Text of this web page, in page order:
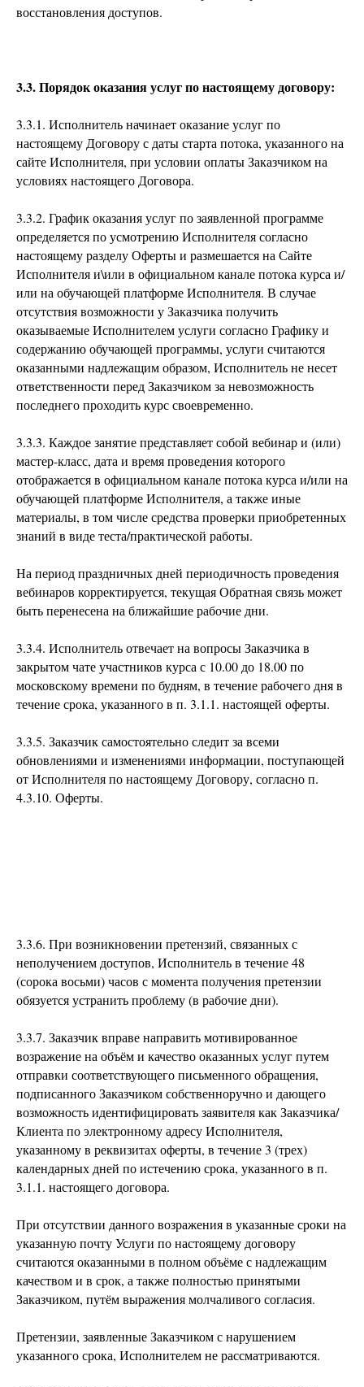
восстановления доступов.
3.3. Порядок оказания услуг по настоящему договору:
3.3.1. Исполнитель начинает оказание услуг по
настоящему Договору с даты старта потока, указанного на
сайте Исполнителя, при условии оплаты Заказчиком на
условиях настоящего Договора.
3.3.2. График оказания услуг по заявленной программе
определяется по усмотрению Исполнителя согласно
настоящему разделу Оферты и размешается на Сайте
Исполнителя и\или в официальном канале потока курса и/
или на обучающей платформе Исполнителя. В случае
отсутствия возможности у Заказчика получить
оказываемые Исполнителем услуги согласно Графику и
содержанию обучающей программы, услуги считаются
оказанными надлежащим образом, Исполнитель не несет
ответственности перед Заказчиком за невозможность
последнего проходить курс своевременно.
3.3.3. Каждое занятие представляет собой вебинар и (или)
мастер-класс, дата и время проведения которого
отображается в официальном канале потока курса и/или на
обучающей платформе Исполнителя, а также иные
материалы, в том числе средства проверки приобретенных
знаний в виде теста/практической работы.
На период праздничных дней периодичность проведения
вебинаров корректируется, текущая Обратная связь может
быть перенесена на ближайшие рабочие дни.
3.3.4. Исполнитель отвечает на вопросы Заказчика в
закрытом чате участников курса с 10.00 до 18.00 по
московскому времени по будням, в течение рабочего дня в
течение срока, указанного в п. 3.1.1. настоящей оферты.
3.3.5. Заказчик самостоятельно следит за всеми
обновлениями и изменениями информации, поступающей
от Исполнителя по настоящему Договору, согласно п.
4.3.10. Оферты.
3.3.6. При возникновении претензий, связанных с
неполучением доступов, Исполнитель в течение 48
(сорока восьми) часов с момента получения претензии
обязуется устранить проблему (в рабочие дни).
3.3.7. Заказчик вправе направить мотивированное
возражение на объём и качество оказанных услуг путем
отправки соответствующего письменного обращения,
подписанного Заказчиком собственноручно и дающего
возможность идентифицировать заявителя как Заказчика/
Клиента по электронному адресу Исполнителя,
указанному в реквизитах оферты, в течение 3 (трех)
календарных дней по истечению срока, указанного в п.
3.1.1. настоящего договора.
При отсутствии данного возражения в указанные сроки на
указанную почту Услуги по настоящему договору
считаются оказанными в полном объёме с надлежащим
качеством и в срок, а также полностью принятыми
Заказчиком, путём выражения молчаливого согласия.
Претензии, заявленные Заказчиком с нарушением
указанного срока, Исполнителем не рассматриваются.